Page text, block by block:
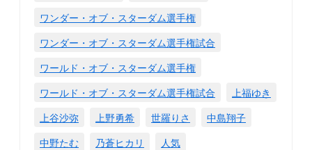
ワンダー・オブ・スターダム選手権
ワンダー・オブ・スターダム選手権試合
ワールド・オブ・スターダム選手権
ワールド・オブ・スターダム選手権試合
上福ゆき
上谷沙弥
上野勇希 世羅りさ
中島翔子
中野たむ
乃蒼ヒカリ
人気